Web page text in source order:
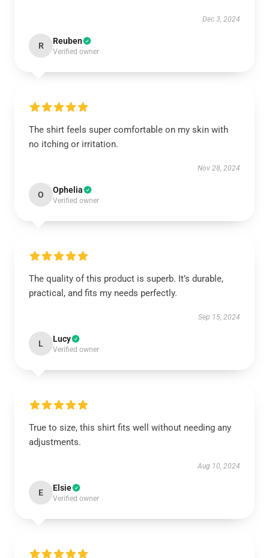
Dec 3, 2024
R Reuben
Verified owner
The shirt feels super comfortable on my skin with
no itching or irritation.
Nov 28, 2024
O Ophelia
Verified owner
The quality of this product is superb. It’s durable,
practical, and fits my needs perfectly.
Sep 15, 2024
L Lucy
Verified owner
True to size, this shirt fits well without needing any
adjustments.
Aug 10, 2024
E Elsie
Verified owner